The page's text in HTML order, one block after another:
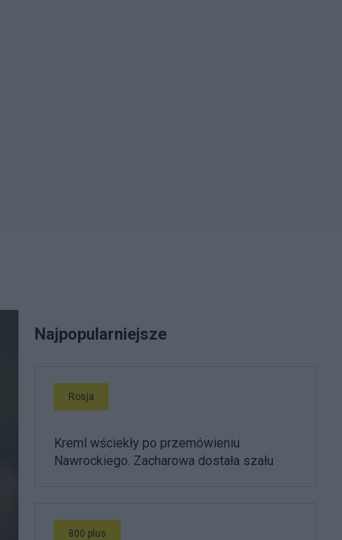
Najpopularniejsze
Rosja
Kreml wściekły po przemówieniu
Nawrockiego. Zacharowa dostała szału
800 plus